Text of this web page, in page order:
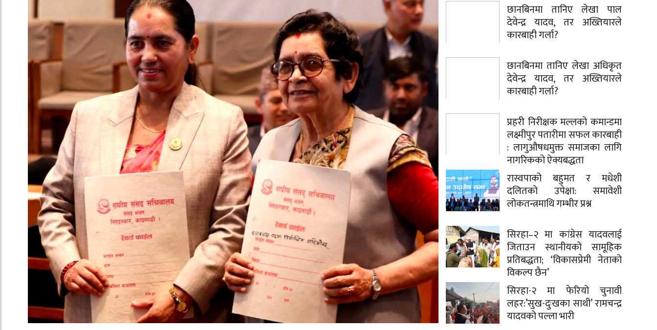
छानबिनमा तानिए लेखा पाल
देवेन्द्र यादव, तर अख्तियारले
कारबाही गर्ला?
छानबिनमा तानिए लेखा अधिकृत
देवेन्द्र यादव, तर अख्तियारले
कारबाही गर्ला?
प्रहरी निरीक्षक मल्लको कमान्डमा
लक्ष्मीपुर पतारीमा सफल कारबाही
: लागुऔषधमुक्त समाजका लागि
नागरिकको ऐक्यबद्धता
रास्वपाको बहुमत र मधेशी
दलितको उपेक्षा: समावेशी
लोकतन्त्रमाथि गम्भीर प्रश्न
सिरहा–२ मा कांग्रेस यादवलाई
जिताउन स्थानीयको सामूहिक
प्रतिबद्धता; ‘विकासप्रेमी नेताको
विकल्प छैन’
सिरहा-२ मा फेरियो चुनावी
लहर:’सुख-दुःखका साथी’ रामचन्द्र
यादवको पल्ला भारी